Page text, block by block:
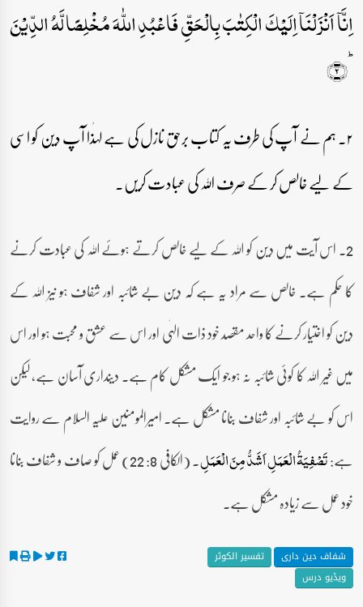
اِنَّاۤ اَنۡزَلۡنَاۤ اِلَیۡکَ الۡکِتٰبَ بِالۡحَقِّ فَاعۡبُدِ اللّٰہَ مُخۡلِصًا لَّہُ الدِّیۡنَ
ؕ﴿۲﴾
۲۔ ہم نے آپ کی طرف یہ کتاب برحق نازل کی ہے لہٰذا آپ دین کو اسی
کے لیے خالص کر کے صرف اللہ کی عبادت کریں۔
2۔ اس آیت میں دین کو اللہ کے لیے خالص کرتے ہوئے اللہ کی عبادت کرنے
کا حکم ہے۔ خالص سے مراد یہ ہے کہ دین بے شائبہ اور شفاف ہو نیز اللہ کے
دین کو اختیار کرنے کا واحد مقصد خود ذات الہٰی اور اس سے عشق و محبت ہو اور اس
میں غیر اللہ کا کوئی شائبہ نہ ہو جو ایک مشکل کام ہے۔ دینداری آسان ہے، لیکن
اس کو بے شائبہ اور شفاف بنانا مشکل ہے۔ امیرالمومنین علیہ السلام سے روایت
ہے:تَصْفِیَۃُ الْعَمَلِ اَشَدُّ مِنَ الْعَمَلِ
۔ (الکافی 8: 22) عمل کو صاف و شفاف بنانا
خود عمل سے زیادہ مشکل ہے۔
شفاف دین داری
تفسیر الکوثر
ویڈیو درس